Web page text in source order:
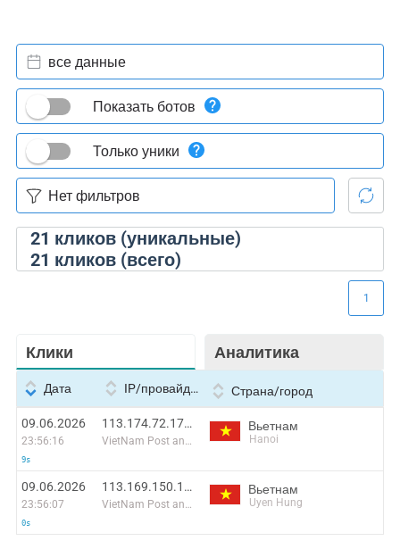
21 кликов (уникальные)
21 кликов (всего)
все данные
Показать ботов
Только уники
Клики Аналитика
1
Дата IP/провайдер Страна/город
09.06.2026
23:56:16
9s
113.174.72.173:36016
VietNam Post and Telecom Corporation
Вьетнам
Hanoi
09.06.2026
23:56:07
0s
113.169.150.196:52503
VietNam Post and Telecom Corporation
Вьетнам
Uyen Hung